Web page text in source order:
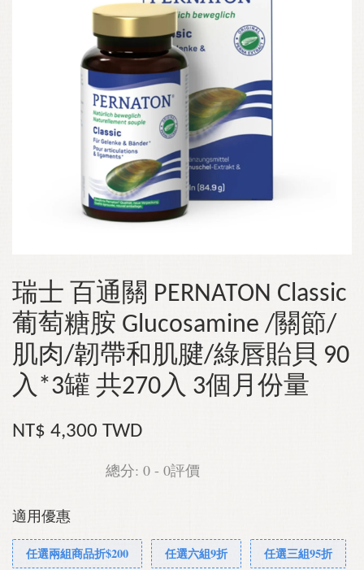
瑞士 百通關 PERNATON Classic
葡萄糖胺 Glucosamine /關節/
肌肉/韌帶和肌腱/綠唇貽貝 90
入*3罐 共270入 3個月份量
NT$ 4,300 TWD
總分: 0 - 0評價
適用優惠
任選兩組商品折$200 任選六組9折 任選三組95折